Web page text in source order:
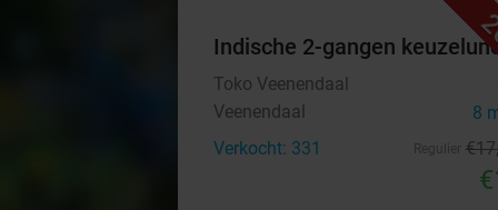
Indische 2-gangen
Toko Veenendaal
Veenendaal 8
Verkocht: 331 €17